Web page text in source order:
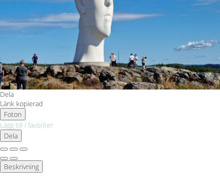
Dela
Länk kopierad
Foton
Lägg till i favoriter
Dela
Beskrivning